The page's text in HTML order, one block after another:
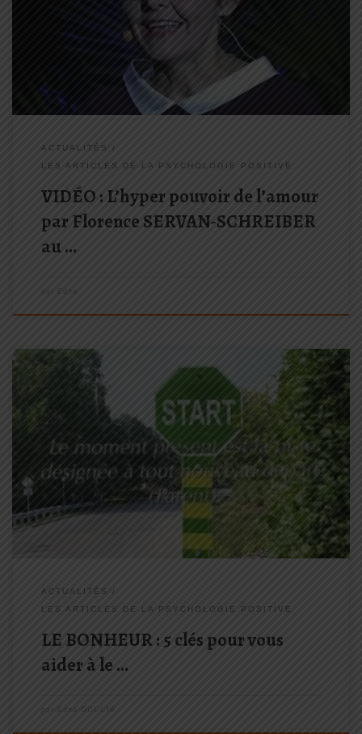
recherches scientifiques pour nous proposer des clefs afin
d’alléger la vie et contribuer à notre épanouissement. Dans ce talk,
ACTUALITÉS
LES ARTICLES DE LA PSYCHOLOGIE POSITIVE
VIDÉO : L’hyper pouvoir de l’amour
par Florence SERVAN-SCHREIBER
au …
Edna
Ne pas se rendre malheureux suffit-il à être heureux ? Pas si simple
n’est-ce pas ? L’absence de mal être ne constitue pas le bonheur
proprement dit…sans ouvrir un long débat philosophique sur le
concept de bonheur nous considérerons ici simplement […]
ACTUALITÉS
LES ARTICLES DE LA PSYCHOLOGIE POSITIVE
LE BONHEUR : 5 clés pour vous
aider à le …
Edna GUCCIA